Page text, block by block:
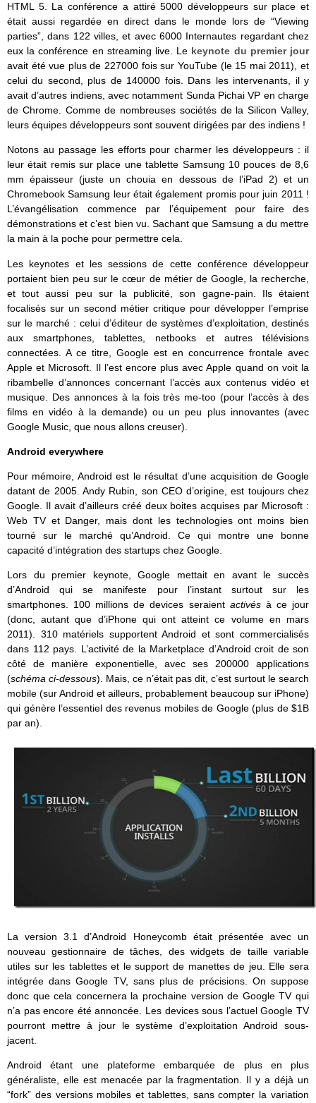
HTML 5. La conférence a attiré 5000 développeurs sur place et
était aussi regardée en direct dans le monde lors de “Viewing
parties”, dans 122 villes, et avec 6000 Internautes regardant chez
eux la conférence en streaming live. Le keynote du premier jour
avait été vue plus de 227000 fois sur YouTube (le 15 mai 2011), et
celui du second, plus de 140000 fois. Dans les intervenants, il y
avait d’autres indiens, avec notamment Sunda Pichai VP en charge
de Chrome. Comme de nombreuses sociétés de la Silicon Valley,
leurs équipes développeurs sont souvent dirigées par des indiens !
Notons au passage les efforts pour charmer les développeurs : il
leur était remis sur place une tablette Samsung 10 pouces de 8,6
mm épaisseur (juste un chouia en dessous de l’iPad 2) et un
Chromebook Samsung leur était également promis pour juin 2011 !
L’évangélisation commence par l’équipement pour faire des
démonstrations et c’est bien vu. Sachant que Samsung a du mettre
la main à la poche pour permettre cela.
Les keynotes et les sessions de cette conférence développeur
portaient bien peu sur le cœur de métier de Google, la recherche,
et tout aussi peu sur la publicité, son gagne-pain. Ils étaient
focalisés sur un second métier critique pour développer l’emprise
sur le marché : celui d’éditeur de systèmes d’exploitation, destinés
aux smartphones, tablettes, netbooks et autres télévisions
connectées. A ce titre, Google est en concurrence frontale avec
Apple et Microsoft. Il l’est encore plus avec Apple quand on voit la
ribambelle d’annonces concernant l’accès aux contenus vidéo et
musique. Des annonces à la fois très me-too (pour l’accès à des
films en vidéo à la demande) ou un peu plus innovantes (avec
Google Music, que nous allons creuser).
Android everywhere
Pour mémoire, Android est le résultat d’une acquisition de Google
datant de 2005. Andy Rubin, son CEO d’origine, est toujours chez
Google. Il avait d’ailleurs créé deux boites acquises par Microsoft :
Web TV et Danger, mais dont les technologies ont moins bien
tourné sur le marché qu’Android. Ce qui montre une bonne
capacité d’intégration des startups chez Google.
Lors du premier keynote, Google mettait en avant le succès
d’Android qui se manifeste pour l’instant surtout sur les
smartphones. 100 millions de devices seraient activés à ce jour
(donc, autant que d’iPhone qui ont atteint ce volume en mars
2011). 310 matériels supportent Android et sont commercialisés
dans 112 pays. L’activité de la Marketplace d’Android croit de son
côté de manière exponentielle, avec ses 200000 applications
(schéma ci-dessous). Mais, ce n’était pas dit, c’est surtout le search
mobile (sur Android et ailleurs, probablement beaucoup sur iPhone)
qui génère l’essentiel des revenus mobiles de Google (plus de $1B
par an).
La version 3.1 d’Android Honeycomb était présentée avec un
nouveau gestionnaire de tâches, des widgets de taille variable
utiles sur les tablettes et le support de manettes de jeu. Elle sera
intégrée dans Google TV, sans plus de précisions. On suppose
donc que cela concernera la prochaine version de Google TV qui
n’a pas encore été annoncée. Les devices sous l’actuel Google TV
pourront mettre à jour le système d’exploitation Android sous-
jacent.
Android étant une plateforme embarquée de plus en plus
généraliste, elle est menacée par la fragmentation. Il y a déjà un
“fork” des versions mobiles et tablettes, sans compter la variation